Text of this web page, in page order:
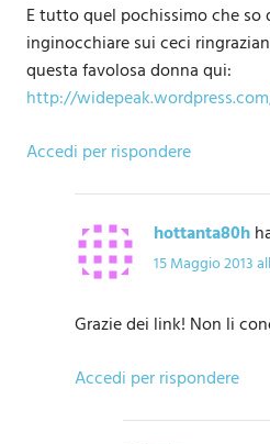
E tutto quel pochissimo che so
inginocchiare sui ceci
questa favolosa donna qui:
http://
Accedi per rispondere
hottanta80h
15 Maggio 2013
Grazie dei link! Non li
Accedi per rispondere